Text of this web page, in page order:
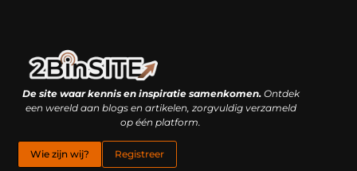
De site waar kennis en inspiratie samenkomen.Ontdek
een wereld aan blogs en artikelen, zorgvuldig verzameld
op één platform.
Wie zijn wij? Registreer